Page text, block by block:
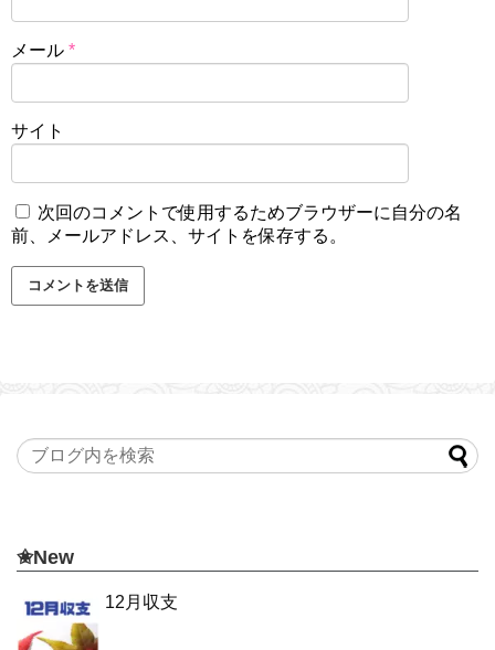
メール *
サイト
次回のコメントで使用するためブラウザーに自分の名
前、メールアドレス、サイトを保存する。
✬New
12月収支